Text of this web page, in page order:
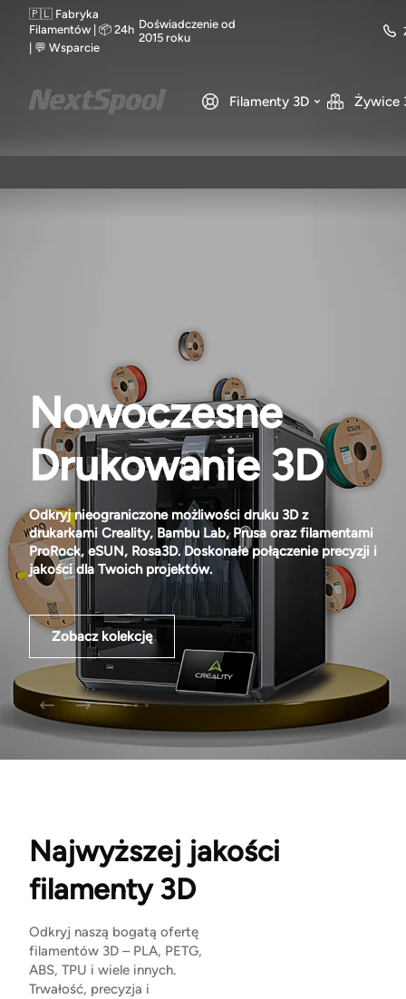
🇵🇱 Fabryka
Filamentów | 📦 24h
| 💬 Wsparcie
Doświadczenie od
2015 roku
Filamenty 3D Żywice
Nowoczesne
Drukowanie 3D
Odkryj nieograniczone możliwości druku 3D z
drukarkami Creality, Bambu Lab, Prusa oraz filamentami
ProRock, eSUN, Rosa3D. Doskonałe połączenie precyzji i
jakości dla Twoich projektów.
Zobacz kolekcję
Najwyższej jakości
filamenty 3D
Odkryj naszą bogatą ofertę
filamentów 3D – PLA, PETG,
ABS, TPU i wiele innych.
Trwałość, precyzja i